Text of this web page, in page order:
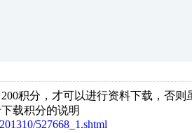
积分，才可以进行资料下载，否
载积分的说明
527668_1.shtml